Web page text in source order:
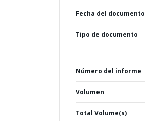
Fecha del documento
Tipo de documento
Número del informe
Volumen
Total Volume(s)